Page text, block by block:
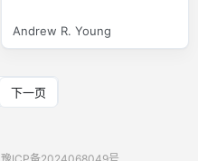
Andrew R. Young
下一页